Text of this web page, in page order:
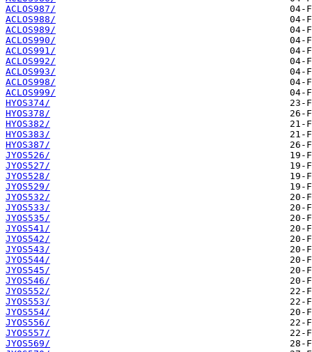
ACLOS987/
ACLOS988/
ACLOS989/
ACLOS990/
ACLOS991/
ACLOS992/
ACLOS993/
ACLOS998/
ACLOS999/
HYOS374/
HYOS378/
HYOS382/
HYOS383/
HYOS387/
JYOS526/
JYOS527/
JYOS528/
JYOS529/
JYOS532/
JYOS533/
JYOS535/
JYOS541/
JYOS542/
JYOS543/
JYOS544/
JYOS545/
JYOS546/
JYOS552/
JYOS553/
JYOS554/
JYOS556/
JYOS557/
JYOS569/